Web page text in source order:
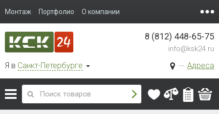
Монтаж Портфолио О компании
Я в Санкт-Петербурге Адреса
8 (812) 448-65-75
info@ksk24.ru